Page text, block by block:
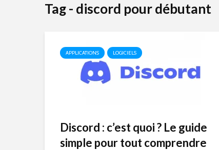
Tag - discord pour débutant
APPLICATIONS LOGICIELS
Discord : c’est quoi ? Le guide
simple pour tout comprendre